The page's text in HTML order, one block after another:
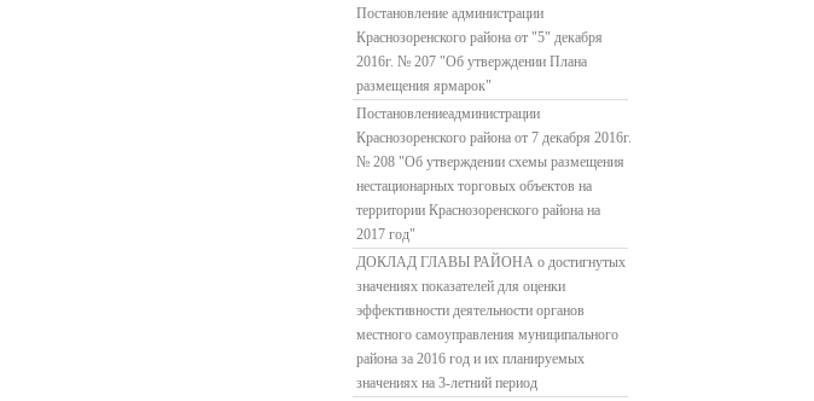
Постановление администрации
Краснозоренского района от "5" декабря
2016г. № 207 "Об утверждении Плана
размещения ярмарок"
Постановлениеадминистрации
Краснозоренского района от 7 декабря 2016г.
№ 208 "Об утверждении схемы размещения
нестационарных торговых объектов на
территории Краснозоренского района на
2017 год"
ДОКЛАД ГЛАВЫ РАЙОНА о достигнутых
значениях показателей для оценки
эффективности деятельности органов
местного самоуправления муниципального
района за 2016 год и их планируемых
значениях на 3-летний период